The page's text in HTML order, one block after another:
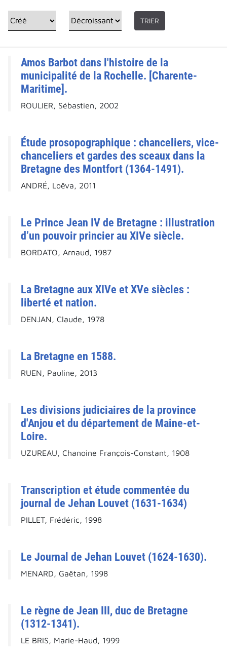
TRIER
Amos Barbot dans l'histoire de la
municipalité de la Rochelle. [Charente-
Maritime].
ROULIER, Sébastien, 2002
Étude prosopographique : chanceliers, vice-
chanceliers et gardes des sceaux dans la
Bretagne des Montfort (1364-1491).
ANDRÉ, Loëva, 2011
Le Prince Jean IV de Bretagne : illustration
d’un pouvoir princier au XIVe siècle.
BORDATO, Arnaud, 1987
La Bretagne aux XIVe et XVe siècles :
liberté et nation.
DENJAN, Claude, 1978
La Bretagne en 1588.
RUEN, Pauline, 2013
Les divisions judiciaires de la province
d'Anjou et du département de Maine-et-
Loire.
UZUREAU, Chanoine François-Constant, 1908
Transcription et étude commentée du
journal de Jehan Louvet (1631-1634)
PILLET, Frédéric, 1998
Le Journal de Jehan Louvet (1624-1630).
MENARD, Gaëtan, 1998
Le règne de Jean III, duc de Bretagne
(1312-1341).
LE BRIS, Marie-Haud, 1999